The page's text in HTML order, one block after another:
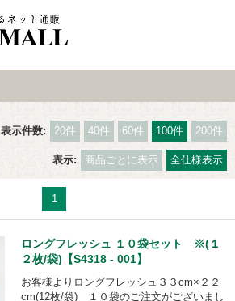
表示件数:
20件 40件 60件 100件 200件
表示: 商品ごとに表示 全仕様表示
1
ロングフレッシュ １０袋セット ※(１
２枚/袋)【S4318 - 001】
お客様よりロングフレッシュ３３cm×２２
cm(12枚/袋) １０袋のご注文がございまし